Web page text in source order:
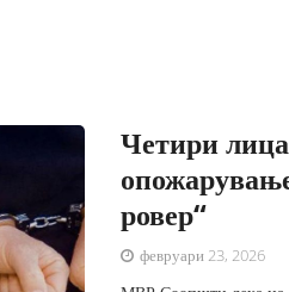
Четири
ровер“
февруари 23, 2026